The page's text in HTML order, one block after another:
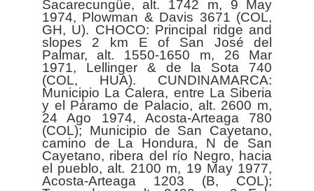
Sacarecungüe, alt. 1742 m, 9 May
1974, Plowman & Davis 3671 (COL,
GH, U). CHOCO: Principal ridge and
slopes 2 km E of San José del
Palmar, alt. 1550-1650 m, 26 Mar
1971, Lellinger & de la Sota 740
(COL, HUA). CUNDINAMARCA:
Municipio La Calera, entre La Siberia
y el Páramo de Palacio, alt. 2600 m,
24 Ago 1974, Acosta-Arteaga 780
(COL); Municipio de San Cayetano,
camino de La Hondura, N de San
Cayetano, ribera del río Negro, hacia
el pueblo, alt. 2100 m, 19 May 1977,
Acosta-Arteaga 1203 (B, COL);